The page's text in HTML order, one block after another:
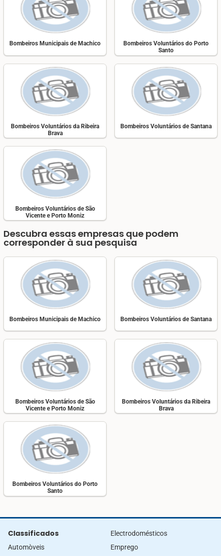
Bombeiros Municipais de Machico
Bombeiros Voluntários do Porto
Santo
Bombeiros Voluntários da Ribeira
Brava
Bombeiros Voluntários de Santana
Bombeiros Voluntários de São
Vicente e Porto Moniz
Descubra essas empresas que podem
corresponder à sua pesquisa
Bombeiros Municipais de Machico Bombeiros Voluntários de Santana
Bombeiros Voluntários de São
Vicente e Porto Moniz
Bombeiros Voluntários da Ribeira
Brava
Bombeiros Voluntários do Porto
Santo
Classificados
Automòveis
Electrodomésticos
Emprego